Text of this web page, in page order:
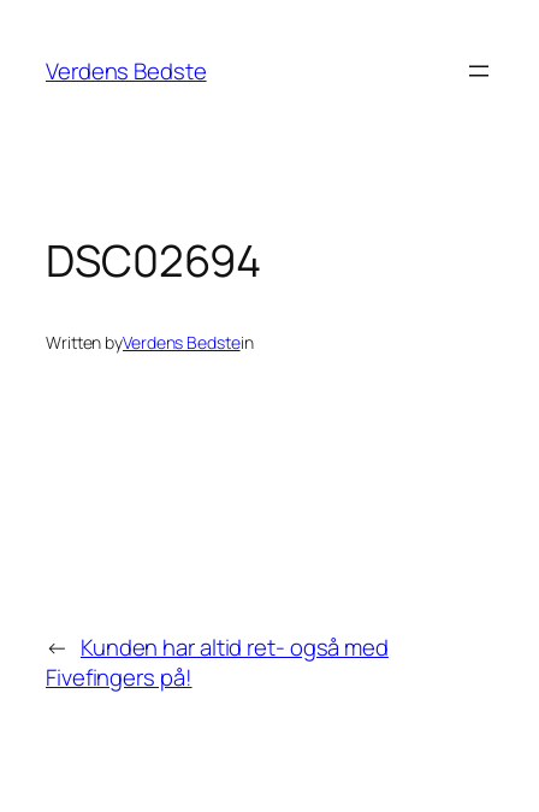
indhold
Verdens Bedste
DSC02694
Written byVerdens Bedstein
← Kunden har altid ret- også med
Fivefingers på!